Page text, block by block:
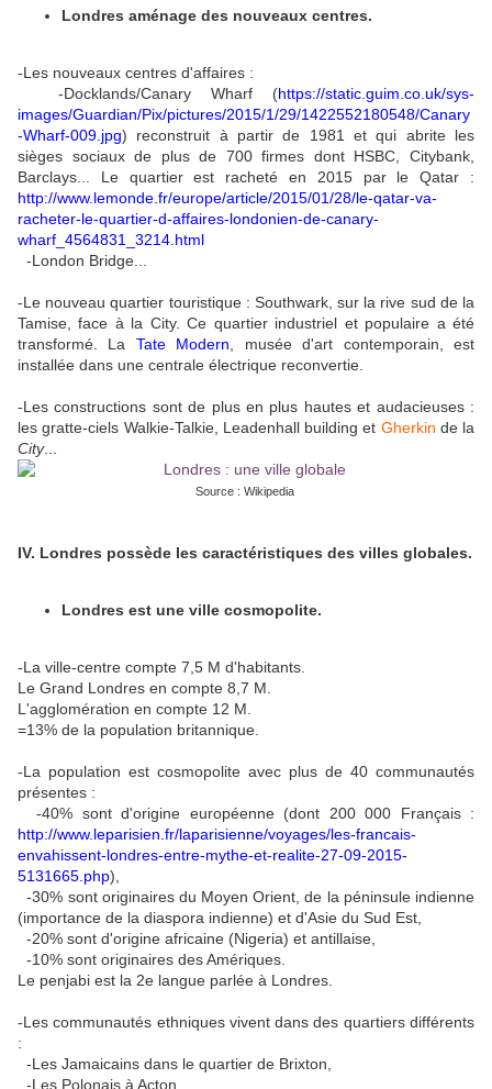
Londres aménage des nouveaux centres.
-Les nouveaux centres d'affaires :
-Docklands/Canary Wharf (https://static.guim.co.uk/sys-
images/Guardian/Pix/pictures/2015/1/29/1422552180548/Canary
-Wharf-009.jpg) reconstruit à partir de 1981 et qui abrite les
sièges sociaux de plus de 700 firmes dont HSBC, Citybank,
Barclays... Le quartier est racheté en 2015 par le Qatar :
http://www.lemonde.fr/europe/article/2015/01/28/le-qatar-va-
racheter-le-quartier-d-affaires-londonien-de-canary-
wharf_4564831_3214.html
-London Bridge...
-Le nouveau quartier touristique : Southwark, sur la rive sud de la
Tamise, face à la City. Ce quartier industriel et populaire a été
transformé. La Tate Modern , musée d'art contemporain, est
installée dans une centrale électrique reconvertie.
-Les constructions sont de plus en plus hautes et audacieuses :
les gratte-ciels Walkie-Talkie, Leadenhall building et Gherkin de la
City...
Source : Wikipedia
IV. Londres possède les caractéristiques des villes globales.
Londres est une ville cosmopolite.
-La ville-centre compte 7,5 M d'habitants.
Le Grand Londres en compte 8,7 M.
L'agglomération en compte 12 M.
=13% de la population britannique.
-La population est cosmopolite avec plus de 40 communautés
présentes :
-40% sont d'origine européenne (dont 200 000 Français :
http://www.leparisien.fr/laparisienne/voyages/les-francais-
envahissent-londres-entre-mythe-et-realite-27-09-2015-
5131665.php),
-30% sont originaires du Moyen Orient, de la péninsule indienne
(importance de la diaspora indienne) et d'Asie du Sud Est,
-20% sont d'origine africaine (Nigeria) et antillaise,
-10% sont originaires des Amériques.
Le penjabi est la 2e langue parlée à Londres.
-Les communautés ethniques vivent dans des quartiers différents
:
-Les Jamaicains dans le quartier de Brixton,
-Les Polonais à Acton,